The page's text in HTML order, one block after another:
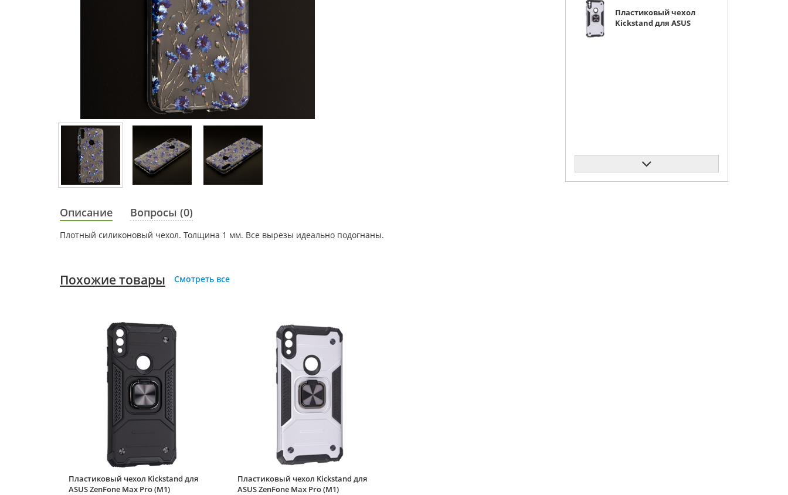
черный с кольцом
Пластиковый чехол
Kickstand для ASUS
Описание Вопросы (0)
Плотный силиконовый чехол. Толщина 1 мм. Все вырезы идеально подогнаны.
Похожие товары Смотреть все
Пластиковый чехол Kickstand для
ASUS ZenFone Max Pro (M1)
Пластиковый чехол Kickstand для
ASUS ZenFone Max Pro (M1)